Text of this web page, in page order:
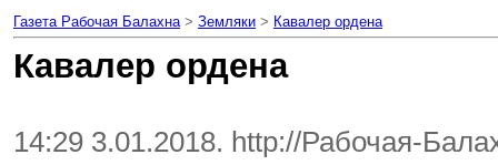
Газета Рабочая Балахна> Земляки > Кавалер ордена
Кавалер ордена
14:29 3.01.2018. http://Рабочая-